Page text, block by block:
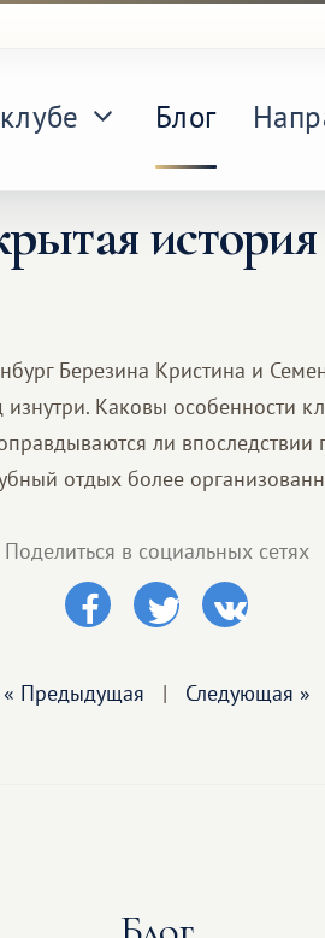
Блог
Березина Кристина и
изнутри. Каковы особенности
ли
отдых более
Поделиться в социальных сетях
« Предыдущая | Следующая »